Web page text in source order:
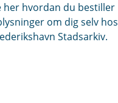
her hvordan du bestiller
om dig selv hos
Stadsarkiv.